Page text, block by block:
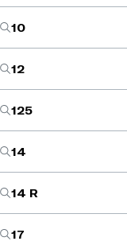
10
12
125
14
14 R
17